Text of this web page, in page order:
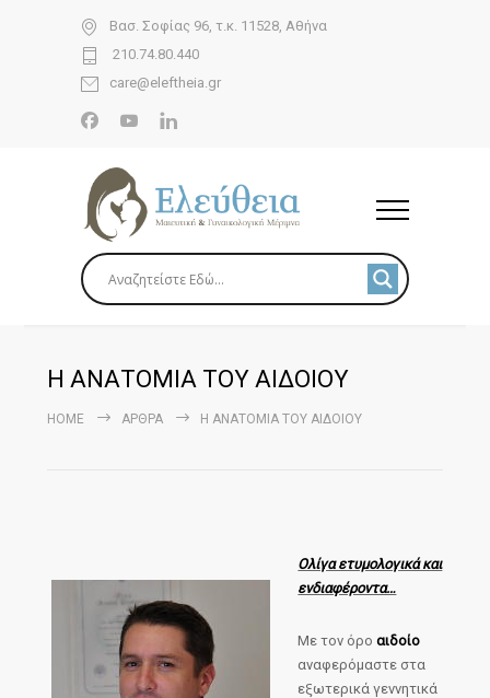
Βασ. Σοφίας 96, τ.κ. 11528, Αθήνα
210.74.80.440
care@eleftheia.gr
Η ΑΝΑΤΟΜΙΑ ΤΟΥ ΑΙΔΟΙΟΥ
HOME ΆΡΘΡΑ Η ΑΝΑΤΟΜΙΑ ΤΟΥ ΑΙΔΟΙΟΥ
Ολίγα ετυμολογικά και
ενδιαφέροντα…
Με τον όροαιδοίο
αναφερόμαστε στα
εξωτερικά γεννητικά